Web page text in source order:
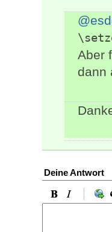
Aber
dann
Deine Antwort